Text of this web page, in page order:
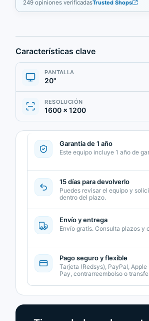
249 opiniones verificadasTrusted Shops
Características clave
PANTALLA
20"
RESOLUCIÓN
1600 × 1200
Garantía de 1 año
Este equipo incluye 1 año de
15 días para devolverlo
Puedes revisar el equipo y
dentro del plazo.
Envío y entrega
Envío gratis. Consulta plazos y
Pago seguro y flexible
Tarjeta (Redsys), PayPal, Apple
Pay, contrarreembolso o